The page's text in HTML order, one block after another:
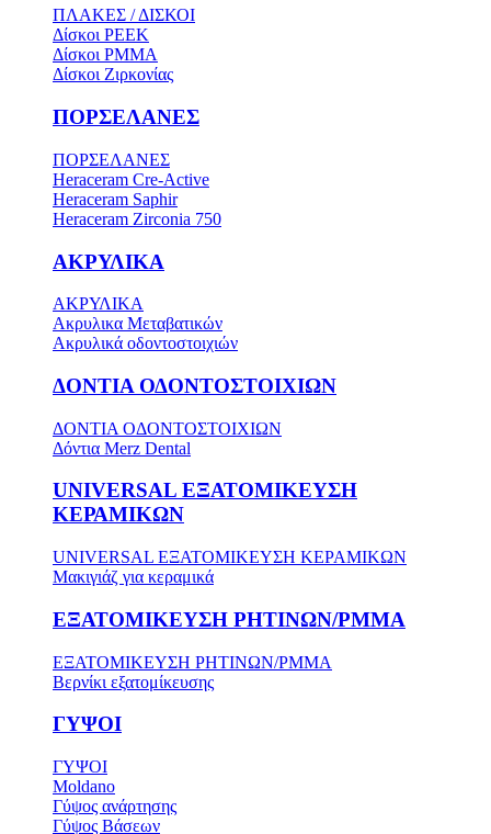
ΠΛΑΚΕΣ / ΔΙΣΚΟΙ
Δίσκοι PEEK
Δίσκοι PMMA
Δίσκοι Ζιρκονίας
ΠΟΡΣΕΛΑΝΕΣ
ΠΟΡΣΕΛΑΝΕΣ
Heraceram Cre-Active
Heraceram Saphir
Heraceram Zirconia 750
ΑΚΡΥΛΙΚΑ
ΑΚΡΥΛΙΚΑ
Ακρυλικα Μεταβατικών
Ακρυλικά οδοντοστοιχιών
ΔΟΝΤΙΑ ΟΔΟΝΤΟΣΤΟΙΧΙΩΝ
ΔΟΝΤΙΑ ΟΔΟΝΤΟΣΤΟΙΧΙΩΝ
Δόντια Merz Dental
UNIVERSAL ΕΞΑΤΟΜΙΚΕΥΣΗ
ΚΕΡΑΜΙΚΩΝ
UNIVERSAL ΕΞΑΤΟΜΙΚΕΥΣΗ ΚΕΡΑΜΙΚΩΝ
Μακιγιάζ για κεραμικά
ΕΞΑΤΟΜΙΚΕΥΣΗ ΡΗΤΙΝΩΝ/PMMA
ΕΞΑΤΟΜΙΚΕΥΣΗ ΡΗΤΙΝΩΝ/PMMA
Βερνίκι εξατομίκευσης
ΓΥΨΟΙ
ΓΥΨΟΙ
Moldano
Γύψος ανάρτησης
Γύψος Βάσεων